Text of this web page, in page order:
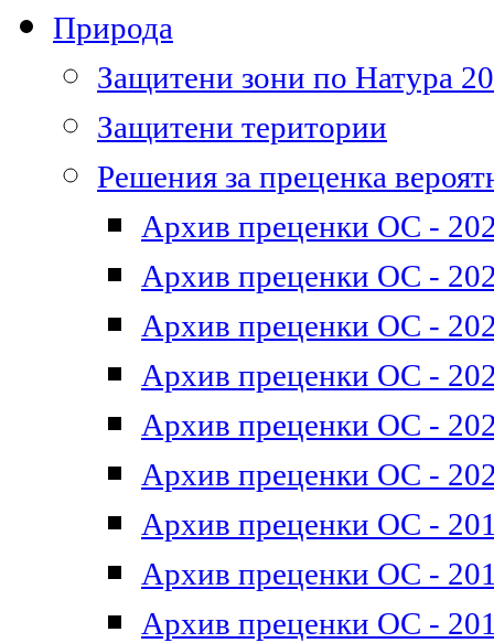
Природа
Защитени зони по Натура
Защитени територии
Решения за преценка
Архив преценки ОС -
Архив преценки ОС -
Архив преценки ОС -
Архив преценки ОС -
Архив преценки ОС -
Архив преценки ОС -
Архив преценки ОС -
Архив преценки ОС -
Архив преценки ОС -